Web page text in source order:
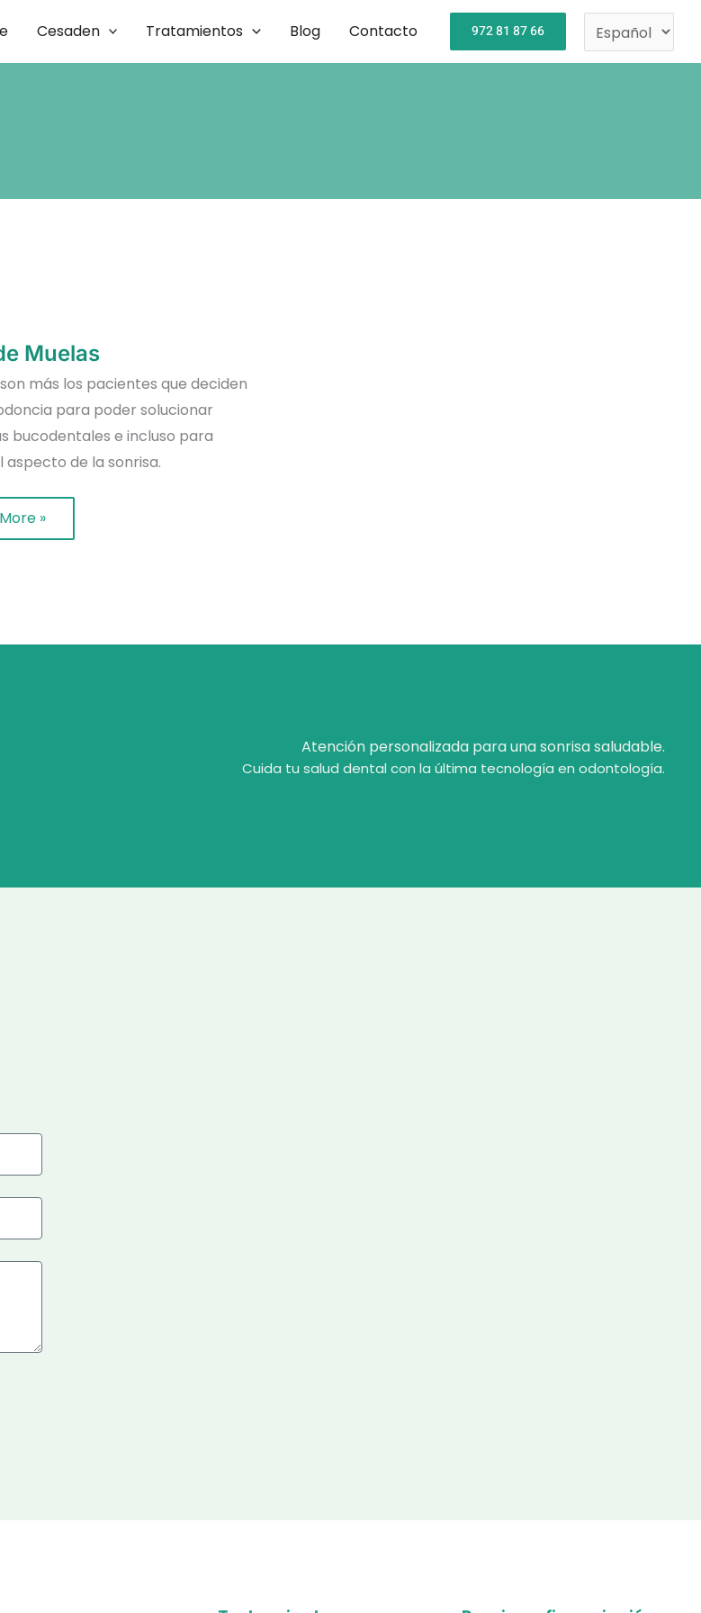
Cesaden Tratamientos Blog Contacto 972 81 87 66
Elegir
un
idioma
Muelas
más los pacientes que deciden
para poder solucionar
bucodentales e incluso para
aspecto de la sonrisa.
»
Atención personalizada para una sonrisa saludable.
Cuida tu salud dental con la última tecnología en odontología.